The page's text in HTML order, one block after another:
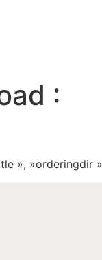
:
», »orderingdir